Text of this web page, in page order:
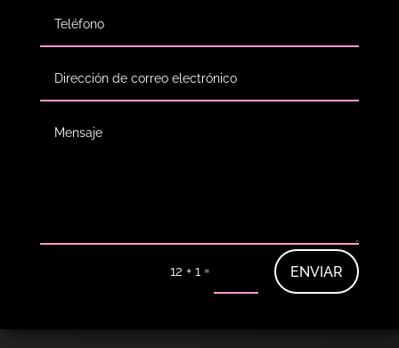
12 + 1 = ENVIAR